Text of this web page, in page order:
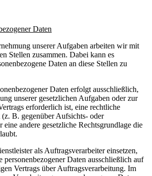
Daten
unserer Aufgaben arbeiten wir mit
Stellen zusammen. Dabei kann es
Daten an diese Stellen zu
Daten erfolgt ausschließlich,
unserer gesetzlichen Aufgaben oder zur
erforderlich ist, eine rechtliche
B. gegenüber Aufsichts- oder
eine andere gesetzliche Rechtsgrundlage die
als Auftragsverarbeiter einsetzen,
personenbezogener Daten ausschließlich auf
Vertrags über Auftragsverarbeitung. Im